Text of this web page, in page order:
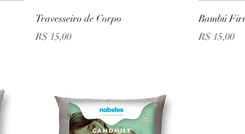
Travesseiro de Corpo
Preço
R$ 15,00
Bambú
Preço
R$ 15,00